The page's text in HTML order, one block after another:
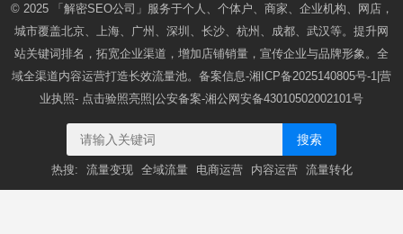
© 2025 「解密SEO公司」 服务于个人、个体户、商家、企业机构、网店，
城市覆盖北京、上海、广州、深圳、长沙、杭州、成都、武汉等。提升网
站关键词排名，拓宽企业渠道，增加店铺销量，宣传企业与品牌形象。全
域全渠道内容运营打造长效流量池。备案信息-湘ICP备2025140805号-1 |营
业执照- 点击验照亮照 |公安备案-湘公网安备43010502002101号
搜索
热搜: 流量变现 全域流量 电商运营 内容运营 流量转化